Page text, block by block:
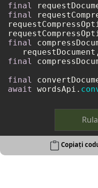
final
final
final
final
final
await
wordsApi.
Copiați